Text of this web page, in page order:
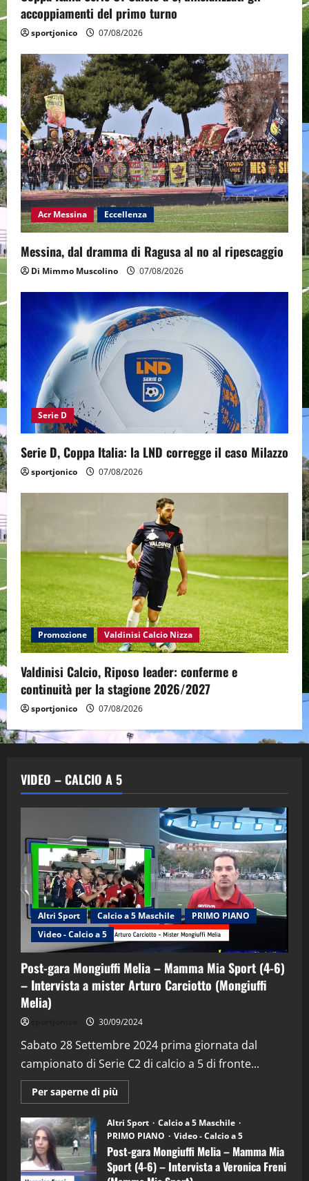
accoppiamenti del primo turno
sportjonico 07/08/2026
Acr Messina Eccellenza
Messina, dal dramma di Ragusa al no al ripescaggio
Di Mimmo Muscolino 07/08/2026
Serie D
Serie D, Coppa Italia: la LND corregge il caso Milazzo
sportjonico 07/08/2026
Promozione Valdinisi Calcio Nizza
Valdinisi Calcio, Riposo leader: conferme e
continuità per la stagione 2026/2027
sportjonico 07/08/2026
VIDEO – CALCIO A 5
Altri Sport Calcio a 5 Maschile
PRIMO PIANO
Video - Calcio a 5
Post-gara Mongiuffi Melia – Mamma Mia Sport (4-6)
– Intervista a mister Arturo Carciotto (Mongiuffi
Melia)
30/09/2024
Sabato 28 Settembre 2024 prima giornata dal
campionato di Serie C2 di calcio a 5 di fronte...
Per saperne di più
informazioni
Post-
gara
Mongiuffi
Melia
–
Mamma
Mia
Altri Sport
Calcio a 5 Maschile
PRIMO PIANO
Video - Calcio a 5
Post-gara Mongiuffi Melia – Mamma Mia
Sport (4-6) – Intervista a Veronica Freni
2
“SportEmpire” in Podcast: 29^ Puntata
(Martedi 28 Aprile 2026)
28/04/2026
3
"SportEmpire" in Podcast
“SportEmpire” in Podcast: 28^ Puntata
(Martedi 21 Aprile 2026)
21/04/2026